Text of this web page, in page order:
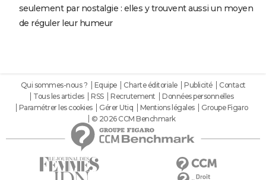
seulement par nostalgie : elles y trouvent aussi un moyen
de réguler leur humeur
Qui sommes-nous ? Equipe Charte éditoriale Publicité
Contact
Tous les articles
RSS Recrutement
Données personnelles
Paramétrer les cookies
Gérer Utiq Mentions légales
Groupe Figaro
© 2026 CCM Benchmark